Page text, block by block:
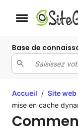
Bouton de navigation
Base de
Accueil / Site web
mise en cache